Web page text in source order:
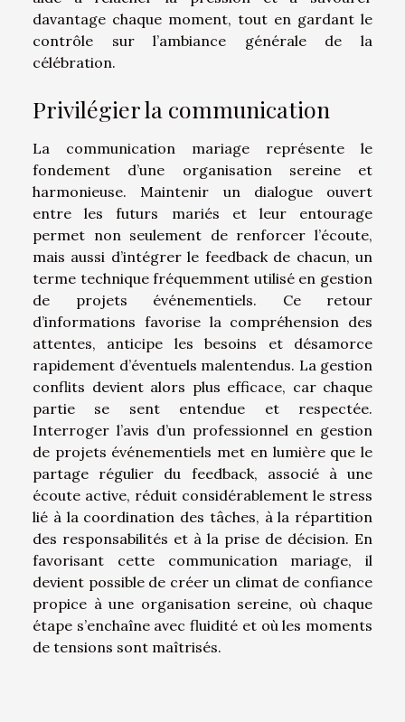
davantage chaque moment, tout en gardant le
contrôle sur l’ambiance générale de la
célébration.
Privilégier la communication
La communication mariage représente le
fondement d’une organisation sereine et
harmonieuse. Maintenir un dialogue ouvert
entre les futurs mariés et leur entourage
permet non seulement de renforcer l’écoute,
mais aussi d’intégrer le feedback de chacun, un
terme technique fréquemment utilisé en gestion
de projets événementiels. Ce retour
d’informations favorise la compréhension des
attentes, anticipe les besoins et désamorce
rapidement d’éventuels malentendus. La gestion
conflits devient alors plus efficace, car chaque
partie se sent entendue et respectée.
Interroger l’avis d’un professionnel en gestion
de projets événementiels met en lumière que le
partage régulier du feedback, associé à une
écoute active, réduit considérablement le stress
lié à la coordination des tâches, à la répartition
des responsabilités et à la prise de décision. En
favorisant cette communication mariage, il
devient possible de créer un climat de confiance
propice à une organisation sereine, où chaque
étape s’enchaîne avec fluidité et où les moments
de tensions sont maîtrisés.